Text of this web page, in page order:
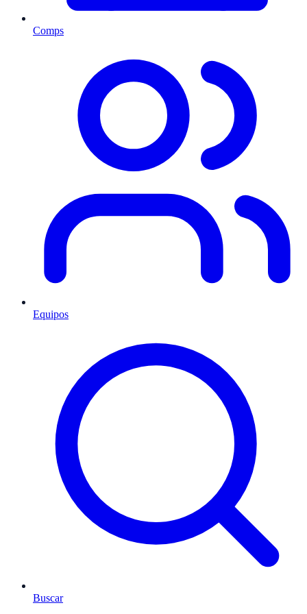
Comps
Equipos
Buscar